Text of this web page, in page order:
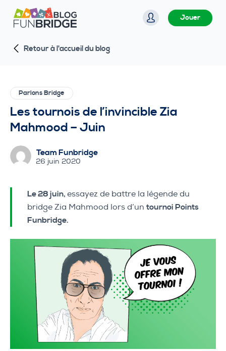
P
a
s
a
c
o
t
Jouer
Retour à l'accueil du blog
Parlons Bridge
Les tournois de l’invincible Zia
Mahmood – Juin
Team Funbridge
26 juin 2020
Le 28 juin, essayez de battre la légende du
bridge Zia Mahmood lors d’un tournoi Points
Funbridge.